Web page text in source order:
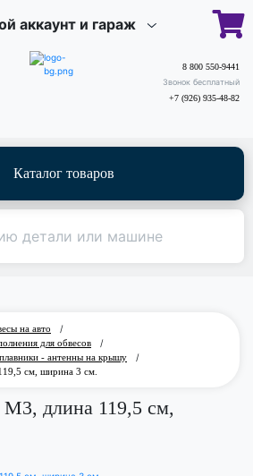
аккаунт и гараж
8 800 550-9441
Звонок бесплатный
+7 (926) 935-48-82
Каталог товаров
на авто
/
для обвесов
/
- антенны на крышу
/
см, ширина 3 см.
длина 119,5 см,